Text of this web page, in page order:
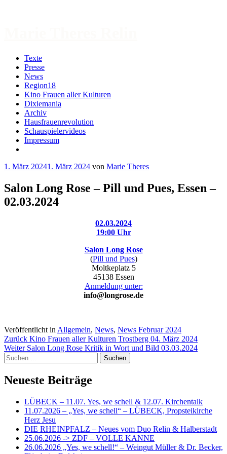
Texte
Presse
News
Region18
Kino Frauen aller Kulturen
Dixiemania
Archiv
Hausfrauenrevolution
Schauspielervideos
Impressum
1. März 20241. März 2024 von Marie Theres
Salon Long Rose – Pill und Pues, Essen –
02.03.2024
02.03.2024
19:00 Uhr
Salon Long Rose
(Pill und Pues)
Moltkeplatz 5
45138 Essen
Anmeldung unter:
info@longrose.de
Veröffentlicht in Allgemein, News, News Februar 2024
Beitragsnavigation
Zurück Kino Frauen aller Kulturen Trostberg 04. März 2024
WeiterSalon Long Rose Kritik in Wort und Bild 03.03.2024
Suchen
nach:
Neueste Beiträge
LÜBECK – 11.07. Yes, we schell & 12.07. Kirchentalk
11.07.2026 – „Yes, we schell“ – LÜBECK, Propsteikirche
Herz Jesu
DIE RHEINPFALZ – Neues vom Duo Relin & Halberstadt
25.06.2026 -> ZDF – VOLLE KANNE
26.06.2026 „Yes, we schell!“ – Weingut Müller & Dr. Becker,